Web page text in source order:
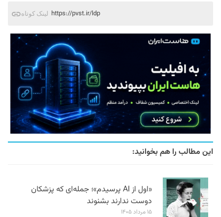
لینک کوتاه https://pvst.ir/ldp
این مطالب را هم بخوانید:
«اول از AI پرسیدم»؛ جمله‌ای که پزشکان
دوست ندارند بشنوند
۱۵ مرداد ۱۴۰۵